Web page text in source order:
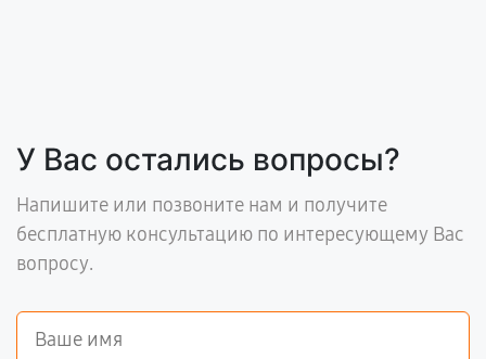
У Вас остались вопросы?
Напишите или позвоните нам и получите
бесплатную консультацию по интересующему Вас
вопросу.